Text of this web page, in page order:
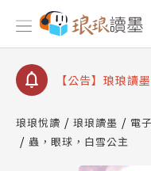
【公告】琅琅讀
【公告】琅琅讀
【公告】琅琅讀
請圖文教學
查詢
【公告】琅琅讀
琅琅悅讀 琅琅讀墨 電
蟲，眼球，白雪公主